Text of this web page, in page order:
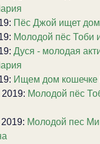
Пёс Джой ищет дом
Молодой пёс Тоби
Дуся - молодая
Ищем дом
Молодой пёс
Молодой пес